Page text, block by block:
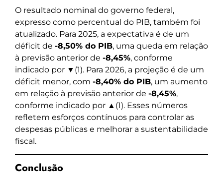
O resultado nominal do governo federal,
expresso como percentual do PIB, também foi
atualizado. Para 2025, a expectativa é de um
déficit de -8,50% do PIB, uma queda em relação
à previsão anterior de -8,45%, conforme
indicado por ▼(1). Para 2026, a projeção é de um
déficit menor, com -8,40% do PIB, um aumento
em relação à previsão anterior de -8,45%,
conforme indicado por ▲(1). Esses números
refletem esforços contínuos para controlar as
despesas públicas e melhorar a sustentabilidade
fiscal.
Conclusão